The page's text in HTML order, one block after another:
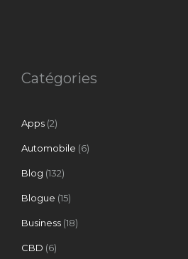
Catégories
Apps (2)
Automobile (6)
Blog (132)
Blogue (15)
Business (18)
CBD (6)